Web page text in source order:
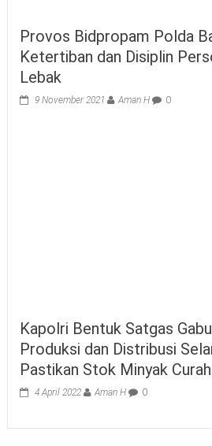
Provos Bidpropam Polda
Ketertiban dan Disiplin
Lebak
9 November 2021 Aman H 0
Kapolri Bentuk Satgas
Produksi dan Distribusi
Pastikan Stok Minyak
4 April 2022 Aman H 0